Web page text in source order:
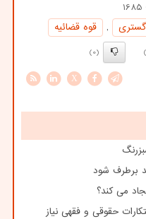
1685
,
قوه قضائیه
(0)
X
برطرف شود
می کند؟
حقوقی و فقهی نیاز